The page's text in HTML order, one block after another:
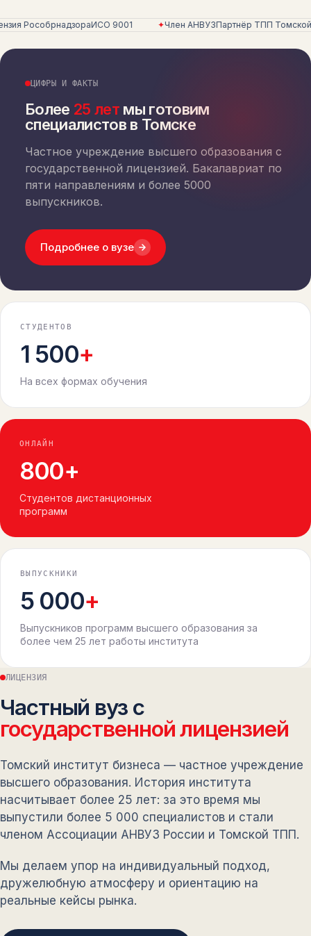
РособрнадзораИСО 9001 ✦Член АНВУЗПартнёр ТПП Томской
ЦИФРЫ И ФАКТЫ
Более 25 лет мы готовим
специалистов в Томске
Частное учреждение высшего образования с
государственной лицензией. Бакалавриат по
пяти направлениям и более 5000
выпускников.
Подробнее о вузе
СТУДЕНТОВ
1 500+
На всех формах обучения
ОНЛАЙН
800+
Студентов дистанционных
программ
ВЫПУСКНИКИ
5 000+
Выпускников программ высшего образования за
более чем 25 лет работы института
ЛИЦЕНЗИЯ
Частный вуз с
государственной лицензией
Томский институт бизнеса — частное учреждение
высшего образования. История института
насчитывает более 25 лет: за это время мы
выпустили более 5 000 специалистов и стали
членом Ассоциации АНВУЗ России и Томской ТПП.
Мы делаем упор на индивидуальный подход,
дружелюбную атмосферу и ориентацию на
реальные кейсы рынка.